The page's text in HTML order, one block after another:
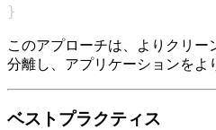
}
このアプローチは、よりクリ
分離し、アプリケーションをよ
ベストプラクティス